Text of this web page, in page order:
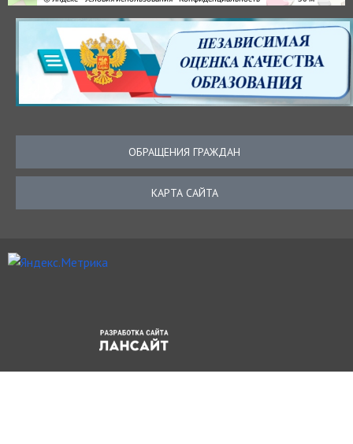
ОБРАЩЕНИЯ ГРАЖДАН
КАРТА САЙТА